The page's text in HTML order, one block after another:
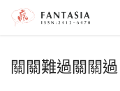
關關難過關關